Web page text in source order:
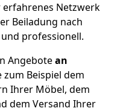
erfahrenes Netzwerk
Beiladung nach
professionell.
Angebotean
zum Beispiel dem
Ihrer Möbel, dem
dem Versand Ihrer